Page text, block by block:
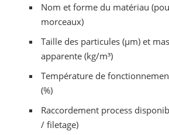
Nom et forme du matériau
morceaux)
Taille des particules (μm) et
apparente (kg/m³)
Température de
(%)
Raccordement process
/ filetage)